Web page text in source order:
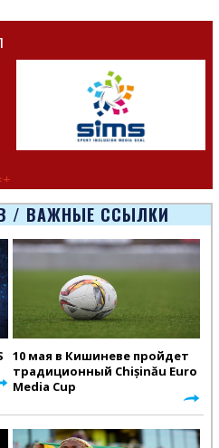
/ ВАЖНЫЕ ССЫЛКИ
10 мая в Кишиневе пройдет
традиционный Chișinău Euro
Media Cup